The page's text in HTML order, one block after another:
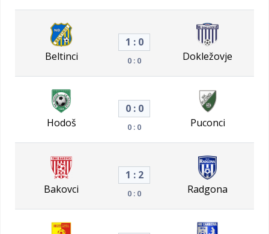
Beltinci
1 : 0
0 : 0 Dokležovje
Hodoš
0 : 0
0 : 0 Puconci
Bakovci
1 : 2
0 : 0 Radgona